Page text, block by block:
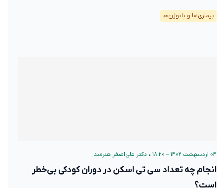
بیماری‌ها و پاتوژن‌ها
۰۴ اردیبهشت ۱۴۰۲ – ۱۸:۲۰ • دکتر علی‌اصغر هنرمند
انجام چه تعداد سی تی اسکن در دوران کودکی بی‌خطر
است؟